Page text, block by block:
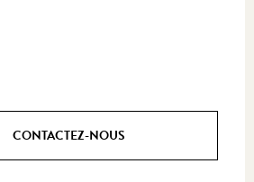
CONTACTEZ-NOUS